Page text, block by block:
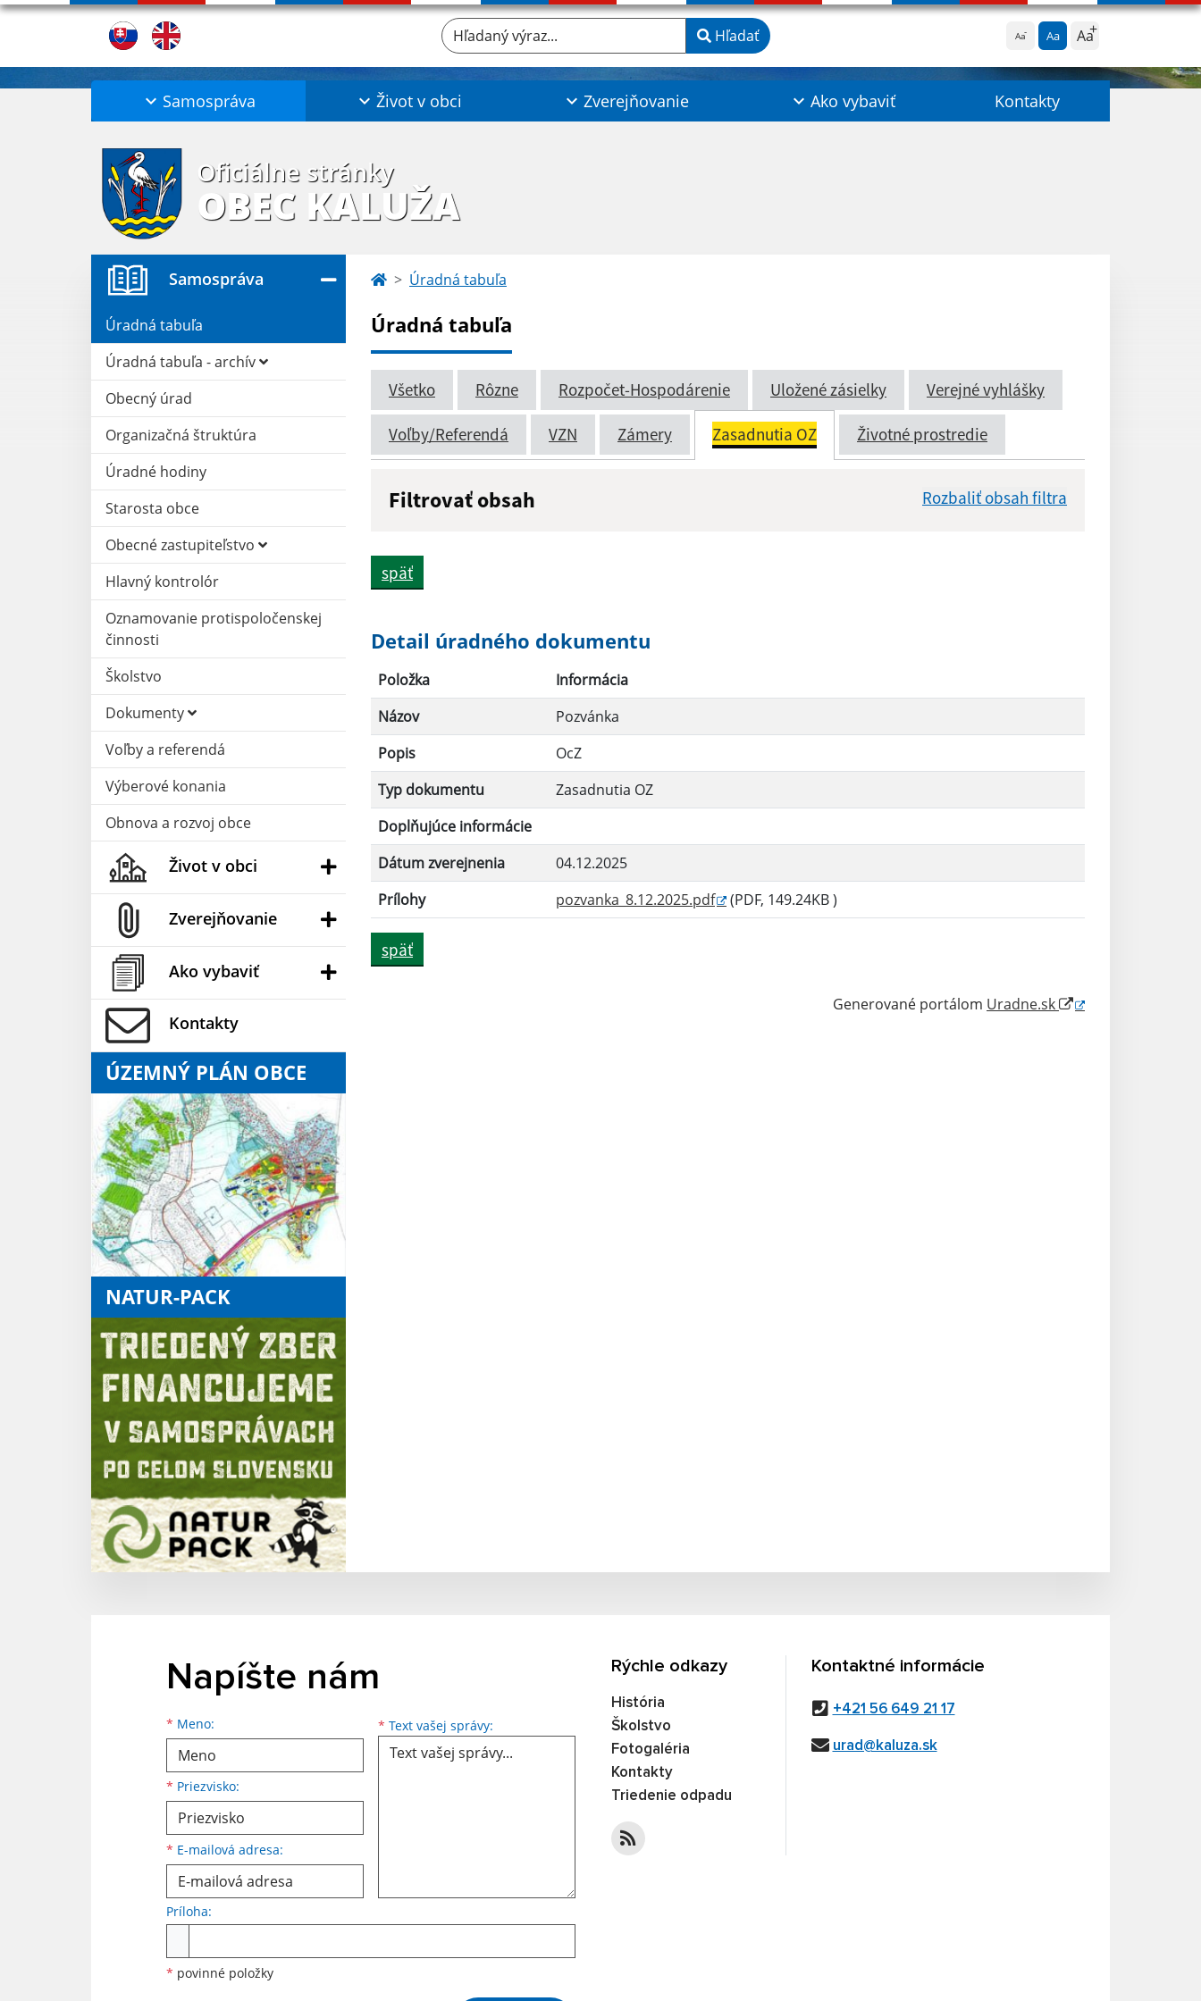
Aa Aa Aa
Hľadaný výraz... Hľadať
Samospráva Život v obci Zverejňovanie Ako vybaviť Kontakty
Oficiálne stránky
OBEC KALUŽA
Samospráva
Úradná tabuľa
Úradná tabuľa - archív
Obecný úrad
Organizačná štruktúra
Úradné hodiny
Starosta obce
Obecné zastupiteľstvo
Hlavný kontrolór
Oznamovanie protispoločenskej
činnosti
Školstvo
Dokumenty
Voľby a referendá
Výberové konania
Obnova a rozvoj obce
Život v obci
Zverejňovanie
Ako vybaviť
Kontakty
ÚZEMNÝ PLÁN OBCE
NATUR-PACK
Úradná tabuľa
Úradná tabuľa
Všetko Rôzne Rozpočet-Hospodárenie Uložené zásielky Verejné vyhlášky
Voľby/Referendá VZN Zámery Zasadnutia OZ Životné prostredie
Filtrovať obsah Rozbaliť obsah filtra
Filtrovať Reset
späť
Detail úradného dokumentu
Položka
Informácia
Názov
Pozvánka
Popis
OcZ
Typ dokumentu
Zasadnutia OZ
Doplňujúce informácie
Dátum zverejnenia
04.12.2025
Prílohy
pozvanka_8.12.2025.pdf (PDF, 149.24KB )
späť
Generované portálom Uradne.sk
Napíšte nám
* Meno:
Meno
* Priezvisko:
Priezvisko
* E-mailová adresa:
E-mailová adresa * Text vašej správy: Text vašej správy...
Príloha:
* povinné položky
Rýchle odkazy
História
Školstvo
Fotogaléria
Kontakty
Triedenie odpadu
Kontaktné informácie
+421 56 649 21 17
urad@kaluza.sk